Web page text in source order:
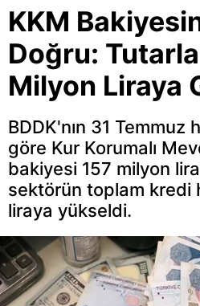
KKM
Doğru:
Milyon Liraya
BDDK'nın 31 Temmuz
göre Kur Korumalı
bakiyesi 157 milyon
sektörün toplam kredi
liraya yükseldi.